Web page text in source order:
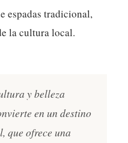
espadas tradicional,
la cultura local.
y belleza
en un destino
que ofrece una